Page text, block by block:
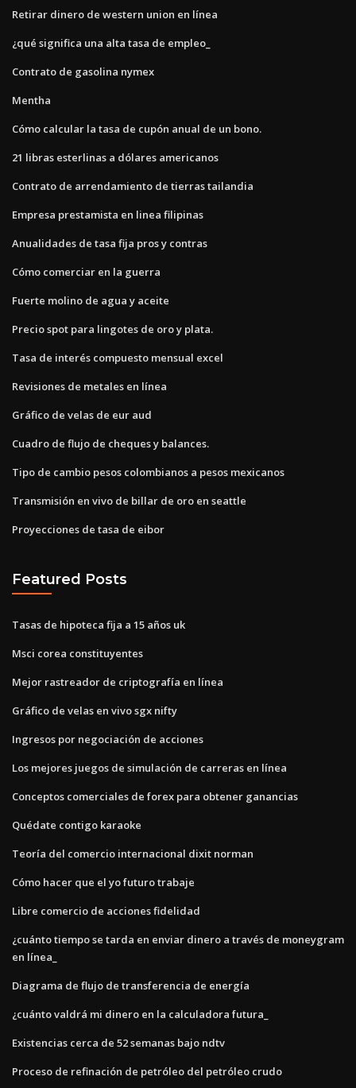
Retirar dinero de western union en línea
¿qué significa una alta tasa de empleo_
Contrato de gasolina nymex
Mentha
Cómo calcular la tasa de cupón anual de un bono.
21 libras esterlinas a dólares americanos
Contrato de arrendamiento de tierras tailandia
Empresa prestamista en linea filipinas
Anualidades de tasa fija pros y contras
Cómo comerciar en la guerra
Fuerte molino de agua y aceite
Precio spot para lingotes de oro y plata.
Tasa de interés compuesto mensual excel
Revisiones de metales en línea
Gráfico de velas de eur aud
Cuadro de flujo de cheques y balances.
Tipo de cambio pesos colombianos a pesos mexicanos
Transmisión en vivo de billar de oro en seattle
Proyecciones de tasa de eibor
Featured Posts
Tasas de hipoteca fija a 15 años uk
Msci corea constituyentes
Mejor rastreador de criptografía en línea
Gráfico de velas en vivo sgx nifty
Ingresos por negociación de acciones
Los mejores juegos de simulación de carreras en línea
Conceptos comerciales de forex para obtener ganancias
Quédate contigo karaoke
Teoría del comercio internacional dixit norman
Cómo hacer que el yo futuro trabaje
Libre comercio de acciones fidelidad
¿cuánto tiempo se tarda en enviar dinero a través de moneygram
en línea_
Diagrama de flujo de transferencia de energía
¿cuánto valdrá mi dinero en la calculadora futura_
Existencias cerca de 52 semanas bajo ndtv
Proceso de refinación de petróleo del petróleo crudo